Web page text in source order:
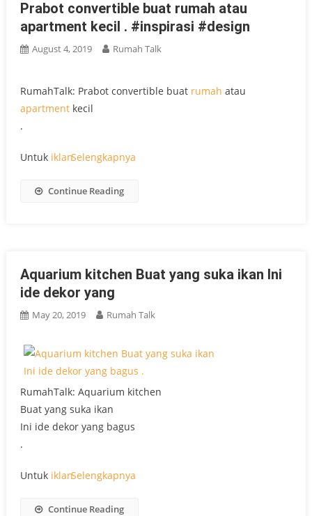
Prabot convertible buat rumah atau
apartment kecil . #inspirasi #design
August 4, 2019 Rumah Talk
RumahTalk: Prabot convertible buat rumah atau
apartmentkecil
.
Untuk iklanSelengkapnya
Continue Reading
Aquarium kitchen Buat yang suka ikan Ini
ide dekor yang
May 20, 2019 Rumah Talk
RumahTalk: Aquarium kitchen
Buat yang suka ikan
Ini ide dekor yang bagus
.
Untuk iklanSelengkapnya
Continue Reading